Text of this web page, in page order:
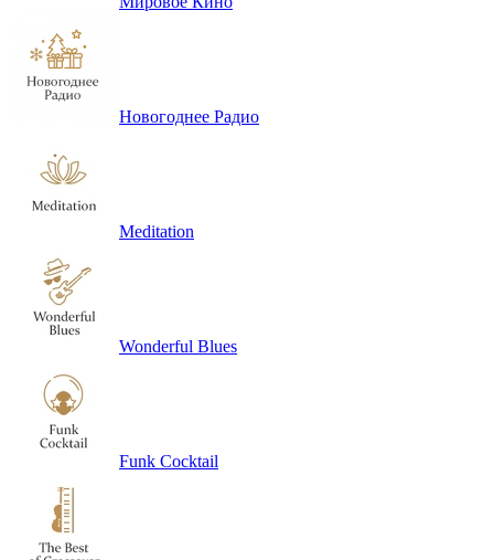
Новогоднее Радио
Meditation
Wonderful Blues
Funk Cocktail